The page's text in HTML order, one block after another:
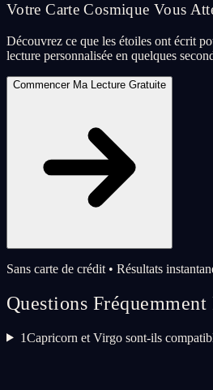
Votre Carte Cosmique Vous
Découvrez ce que les étoiles ont écrit
lecture personnalisée en quelques
Commencer Ma Lecture Gratuite
Sans carte de crédit • Résultats
Questions Fréquemment
1Capricorn et Virgo sont-ils